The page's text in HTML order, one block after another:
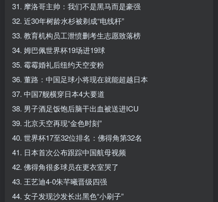
31. 摩洛哥主帅：我们不是黑马而是豪强
32. 近30年树龄水杉被剃成“电线杆”
33. 教育机构员工泄愤删考生志愿致落榜
34. 姆巴佩世界杯19场进19球
35. 霉霉婚礼后纽约天空变粉
36. 董路：中国足球小将现在就能超越日本
37. 中国7舰横穿日本4大要道
38. 男子酒足饭饱后脑干出血被送进ICU
39. 北京天空再现“金色时刻”
40. 世界杯17至32位排名：佛得角第32名
41. 日本首次公布跟踪中国航母视频
42. 佛得角很多球员在更衣室哭了
43. 王艺迪4-0朱芊曦晋级四强
44. 女子发现沙发长出黑色“小刷子”